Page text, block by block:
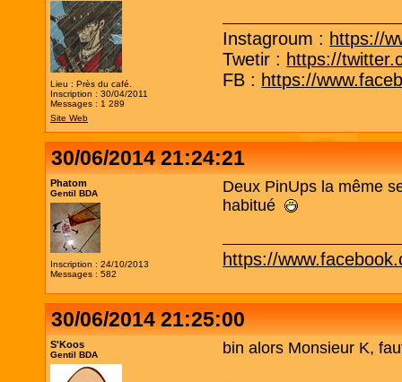
Lieu : Près du café.
Inscription : 30/04/2011
Messages : 1 289
Site Web
Instagroum : https://
Twetir : https://
FB : https://
30/06/2014 21:24:21
Phatom
Gentil BDA
Inscription : 24/10/2013
Messages : 582
Deux PinUps la même
habitué
https://
30/06/2014 21:25:00
S'Koos
Gentil BDA bin alors Monsieur K,